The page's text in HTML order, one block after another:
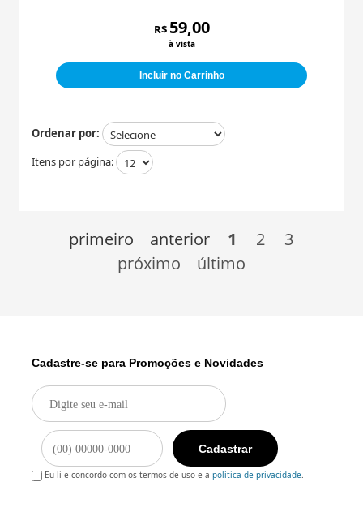
R$ 59,00
à vista
Incluir no Carrinho
Ordenar por:
Itens por página:
primeiro anterior 1 2
3
próximo
último
Cadastre-se para Promoções e Novidades
Cadastrar
Eu li e concordo com os termos de uso e a política de privacidade.